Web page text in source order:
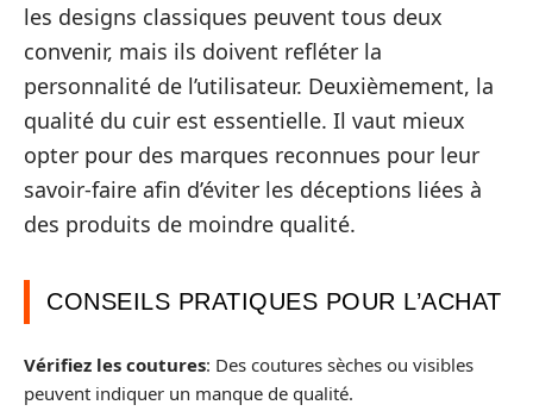
les designs classiques peuvent tous deux
convenir, mais ils doivent refléter la
personnalité de l’utilisateur. Deuxièmement, la
qualité du cuir est essentielle. Il vaut mieux
opter pour des marques reconnues pour leur
savoir-faire afin d’éviter les déceptions liées à
des produits de moindre qualité.
CONSEILS PRATIQUES POUR L’ACHAT
Vérifiez les coutures: Des coutures sèches ou visibles
peuvent indiquer un manque de qualité.